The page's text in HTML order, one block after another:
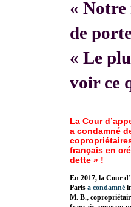
« Notre
de
« Le
voir ce
La Cour
a condamné
français en
dette » !
En 2017, la Cour
Paris a condamné
M. B.,